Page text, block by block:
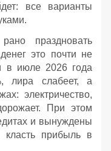
все варианты
праздновать
это почти не
в июле 2026 года
лира слабеет, а
электричество,
При этом
и вынуждены
класть прибыль в